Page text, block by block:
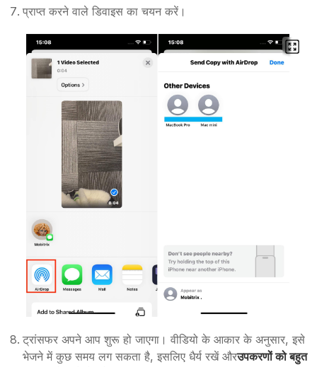
प्राप्त करने वाले डिवाइस का चयन करें।
ट्रांसफर अपने आप शुरू हो जाएगा। वीडियो के आकार के अनुसार, इसे
भेजने में कुछ समय लग सकता है, इसलिए धैर्य रखें औरउपकरणों को बहुत